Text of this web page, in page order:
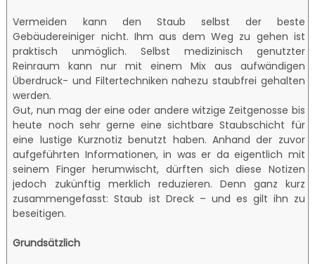
Vermeiden kann den Staub selbst der beste
Gebäudereiniger nicht. Ihm aus dem Weg zu gehen ist
praktisch unmöglich. Selbst medizinisch genutzter
Reinraum kann nur mit einem Mix aus aufwändigen
Überdruck- und Filtertechniken nahezu staubfrei gehalten
werden.
Gut, nun mag der eine oder andere witzige Zeitgenosse bis
heute noch sehr gerne eine sichtbare Staubschicht für
eine lustige Kurznotiz benutzt haben. Anhand der zuvor
aufgeführten Informationen, in was er da eigentlich mit
seinem Finger herumwischt, dürften sich diese Notizen
jedoch zukünftig merklich reduzieren. Denn ganz kurz
zusammengefasst: Staub ist Dreck – und es gilt ihn zu
beseitigen.
Grundsätzlich